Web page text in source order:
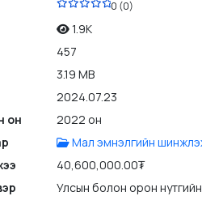
0 (0)
1.9K
457
3.19 MB
2024.07.23
он
2022 он
Мал эмнэлгийн
40,600,000.00₮
Улсын болон орон